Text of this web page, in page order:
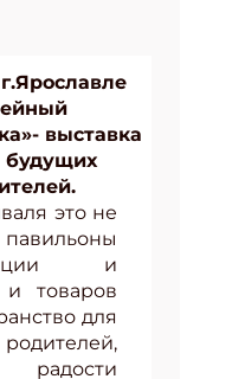
выставка
будущих
это не
павильоны
и
и товаров
для